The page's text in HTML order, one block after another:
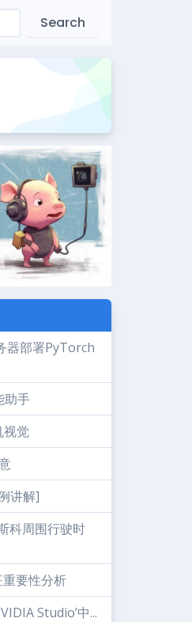
Search
器部署PyTorch
助手
视觉
讲解]
科周围行驶时
要性分析
Studio’中...